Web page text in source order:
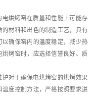
烘烤窑在质量和性能上可能存
的材料和 出色的制造工艺，具有
以确保窑内的温度稳定，减少热
烤窑时，应选择信誉良好、质
护对于确保电烘烤窑的烘烤效果
度控制方法，严格按照要求进